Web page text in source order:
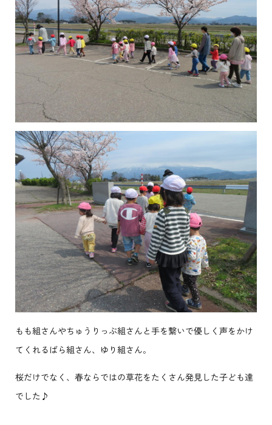
もも組さんやちゅうりっぷ組さんと手を繋いで優しく声をかけ
てくれるばら組さん、ゆり組さん。
桜だけでなく、春ならではの草花をたくさん発見した子ども達
でした♪